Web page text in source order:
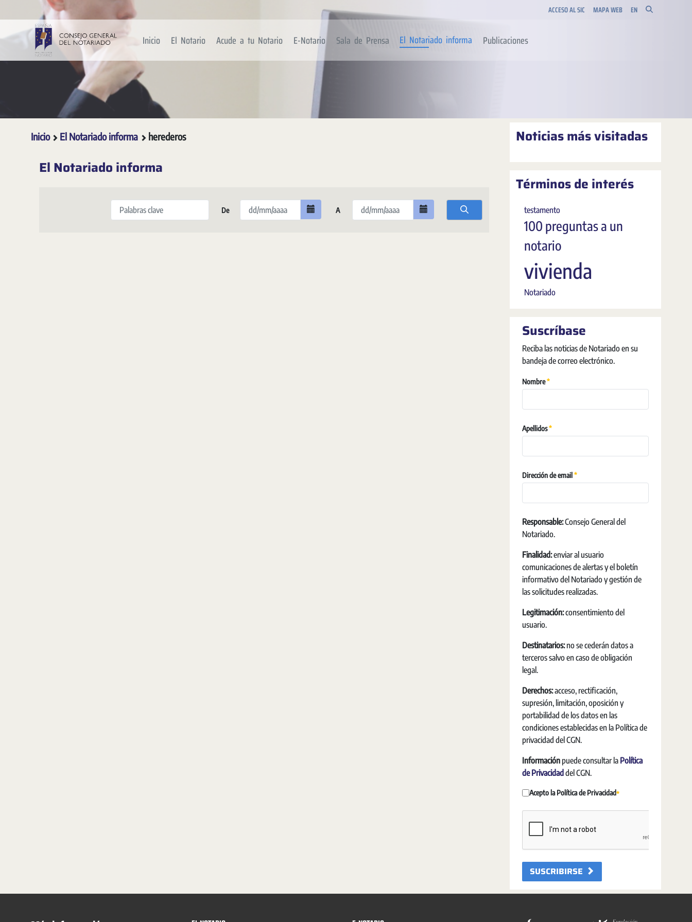
Saltar al contenido principal ACCESO AL SIC MAPA WEB EN
Inicio El Notario Acude a tu Notario E-Notario Sala de Prensa El Notariado informa Publicaciones
Inicio El Notariado informa herederos
El Notariado informa
Palabras clave
De A
Noticias más visitadas
Términos de interés
testamento
100 preguntas a un
notario
vivienda
Notariado
Suscríbase
Reciba las noticias de Notariado en su
bandeja de correo electrónico.
Nombre Requerido
Apellidos Requerido
Dirección de email Requerido
Responsable:Consejo General del
Notariado.
Finalidad:enviar al usuario
comunicaciones de alertas y el boletín
informativo del Notariado y gestión de
las solicitudes realizadas.
Legitimación:consentimiento del
usuario.
Destinatarios:no se cederán datos a
terceros salvo en caso de obligación
legal.
Derechos:acceso, rectificación,
supresión, limitación, oposición y
portabilidad de los datos en las
condiciones establecidas en la Política de
privacidad del CGN.
Información puede consultar la Política
de Privacidad del CGN.
Acepto la Política de Privacidad
Requerido
SUSCRIBIRSE